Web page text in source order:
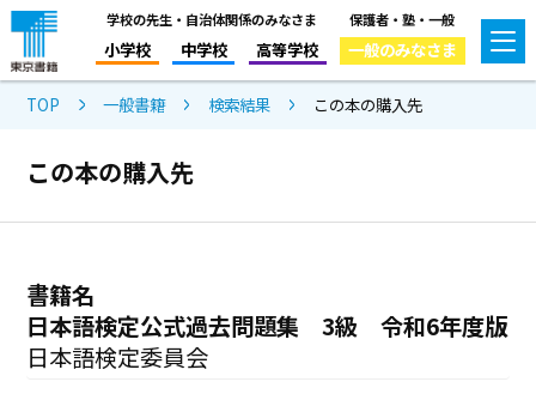
学校の先生・自治体関係のみなさま
小学校 中学校 高等学校
保護者・塾・一般
一般のみなさま
TOP 一般書籍 検索結果 この本の購入先
この本の購入先
書籍名
日本語検定公式過去問題集 3級 令和6年度版
日本語検定委員会